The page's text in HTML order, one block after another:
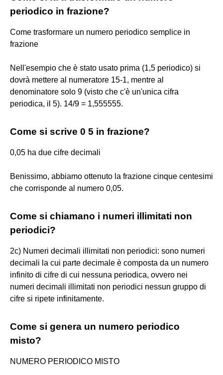
periodico in frazione?
Come trasformare un numero periodico semplice in
frazione
Nell'esempio che è stato usato prima (1,5 periodico) si
dovrà mettere al numeratore 15-1, mentre al
denominatore solo 9 (visto che c'è un'unica cifra
periodica, il 5). 14/9 = 1,555555.
Come si scrive 0 5 in frazione?
0,05 ha due cifre decimali
Benissimo, abbiamo ottenuto la frazione cinque centesimi
che corrisponde al numero 0,05.
Come si chiamano i numeri illimitati non
periodici?
2c) Numeri decimali illimitati non periodici: sono numeri
decimali la cui parte decimale è composta da un numero
infinito di cifre di cui nessuna periodica, ovvero nei
numeri decimali illimitati non periodici nessun gruppo di
cifre si ripete infinitamente.
Come si genera un numero periodico
misto?
NUMERO PERIODICO MISTO